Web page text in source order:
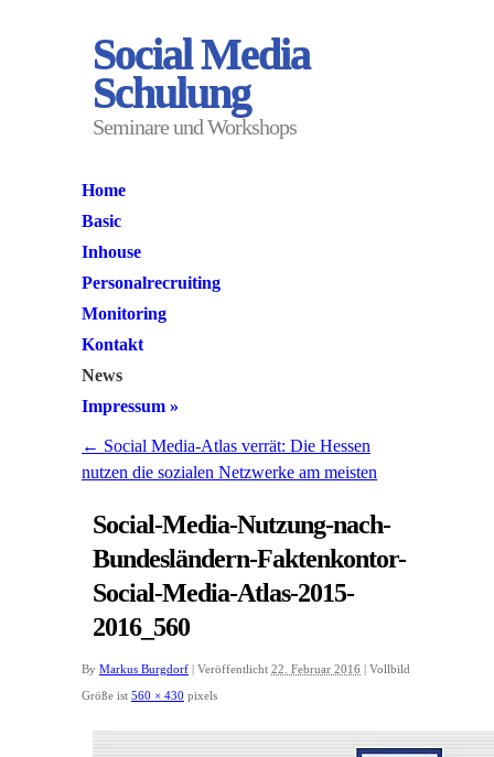
Social Media
Schulung
Seminare und Workshops
Home
Basic
Inhouse
Personalrecruiting
Monitoring
Kontakt
News
Impressum »
← Social Media-Atlas verrät: Die Hessen
nutzen die sozialen Netzwerke am meisten
Social-Media-Nutzung-nach-
Bundesländern-Faktenkontor-
Social-Media-Atlas-2015-
2016_560
By Markus Burgdorf | Veröffentlicht 22. Februar 2016 | Vollbild
Größe ist 560 × 430 pixels